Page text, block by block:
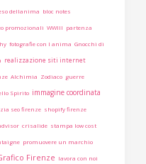
dellanima bloc notes
promozionali WWIII partenza
fotografie con l anima Gnocchi di
realizzazione siti internet
Alchimia Zodiaco guerre
Spirito immagine coordinata
seo firenze shopify firenze
crisalide stampa low cost
promuovere un marchio
Firenze lavora con noi